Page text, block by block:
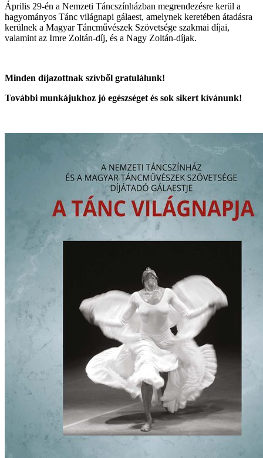
Április 29-én a Nemzeti Táncszínházban megrendezésre kerül a
hagyományos Tánc világnapi gálaest, amelynek keretében átadásra
kerülnek a Magyar Táncművészek Szövetsége szakmai díjai,
valamint az Imre Zoltán-díj, és a Nagy Zoltán-díjak.
Minden díjazottnak szívből gratulálunk!
További munkájukhoz jó egészséget és sok sikert kívánunk!